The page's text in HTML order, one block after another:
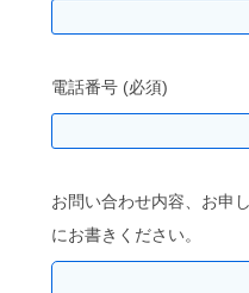
電話番号 (必須)
お問い合わせ内容、お申
にお書きください。